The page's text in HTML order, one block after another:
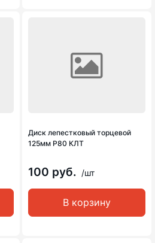
Диск лепестковый торцевой
125мм Р80 КЛТ
100 руб. /шт
В корзину